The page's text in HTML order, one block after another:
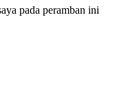
pada peramban ini